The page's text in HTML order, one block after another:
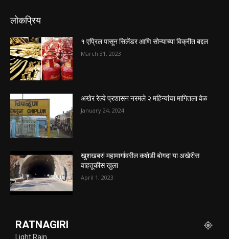
लोकप्रिय
१ एप्रिल पासून सिलेंडर आणि सोन्याच्या विक्रीत बद्दल
March 31, 2023
अखेर रेल्वे प्रशासन नरमले २ महिन्यांचा मागितला वेळ
January 24, 2024
खुशखबर! महामार्गावरील कशेडी बोगदा या अखेरीस
वाहतूकीस खुला
April 1, 2023
RATNAGIRI
Light Rain